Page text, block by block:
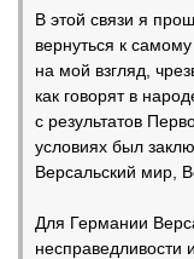
В этой связи я
вернуться к самому
на мой взгляд,
как говорят в
с результатов
условиях был
Версальский мир,
Для Германии
несправедливости